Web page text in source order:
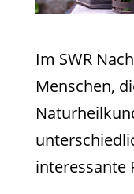
Im SWR
Menschen,
interessante